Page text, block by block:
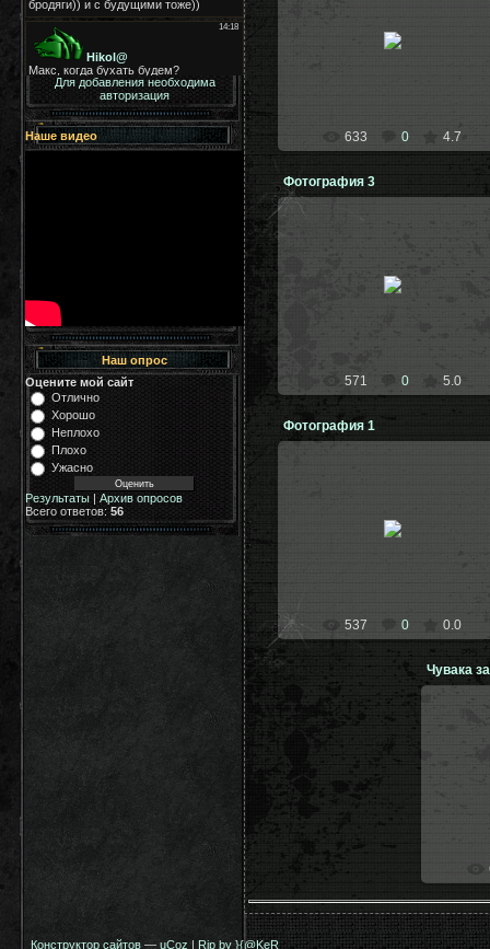
Для добавления необходима
авторизация
Наше видео
Наш опрос
Оцените мой сайт
Отлично
Хорошо
Неплохо
Плохо
Ужасно
Результаты | Архив опросов
Всего ответов: 56
Наш брат сталкер Америкос,
даже АК в руках
633 0 4.7
Фотография 3
571 0 5.0
Фотография 1
537 0 0.0
Чувака
Конструктор сайтов — uCoz | Rip by }{@KeR